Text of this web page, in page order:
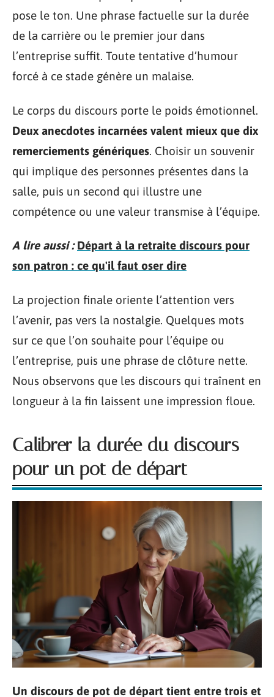
pose le ton. Une phrase factuelle sur la durée
de la carrière ou le premier jour dans
l’entreprise suffit. Toute tentative d’humour
forcé à ce stade génère un malaise.
Le corps du discours porte le poids émotionnel.
Deux anecdotes incarnées valent mieux que dix
remerciements génériques. Choisir un souvenir
qui implique des personnes présentes dans la
salle, puis un second qui illustre une
compétence ou une valeur transmise à l’équipe.
A lire aussi : Départ à la retraite discours pour
son patron : ce qu'il faut oser dire
La projection finale oriente l’attention vers
l’avenir, pas vers la nostalgie. Quelques mots
sur ce que l’on souhaite pour l’équipe ou
l’entreprise, puis une phrase de clôture nette.
Nous observons que les discours qui traînent en
longueur à la fin laissent une impression floue.
Calibrer la durée du discours
pour un pot de départ
Un discours de pot de départ tient entre trois et